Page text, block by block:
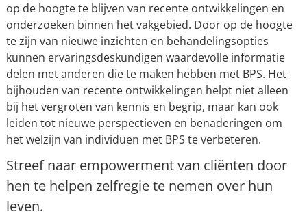
op de hoogte te blijven van recente ontwikkelingen en
onderzoeken binnen het vakgebied. Door op de hoogte
te zijn van nieuwe inzichten en behandelingsopties
kunnen ervaringsdeskundigen waardevolle informatie
delen met anderen die te maken hebben met BPS. Het
bijhouden van recente ontwikkelingen helpt niet alleen
bij het vergroten van kennis en begrip, maar kan ook
leiden tot nieuwe perspectieven en benaderingen om
het welzijn van individuen met BPS te verbeteren.
Streef naar empowerment van cliënten door
hen te helpen zelfregie te nemen over hun
leven.